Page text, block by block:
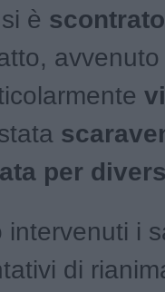
è
per
intervenuti i
di